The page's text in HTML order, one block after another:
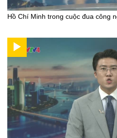
Hồ Chí Minh trong cuộc đua công